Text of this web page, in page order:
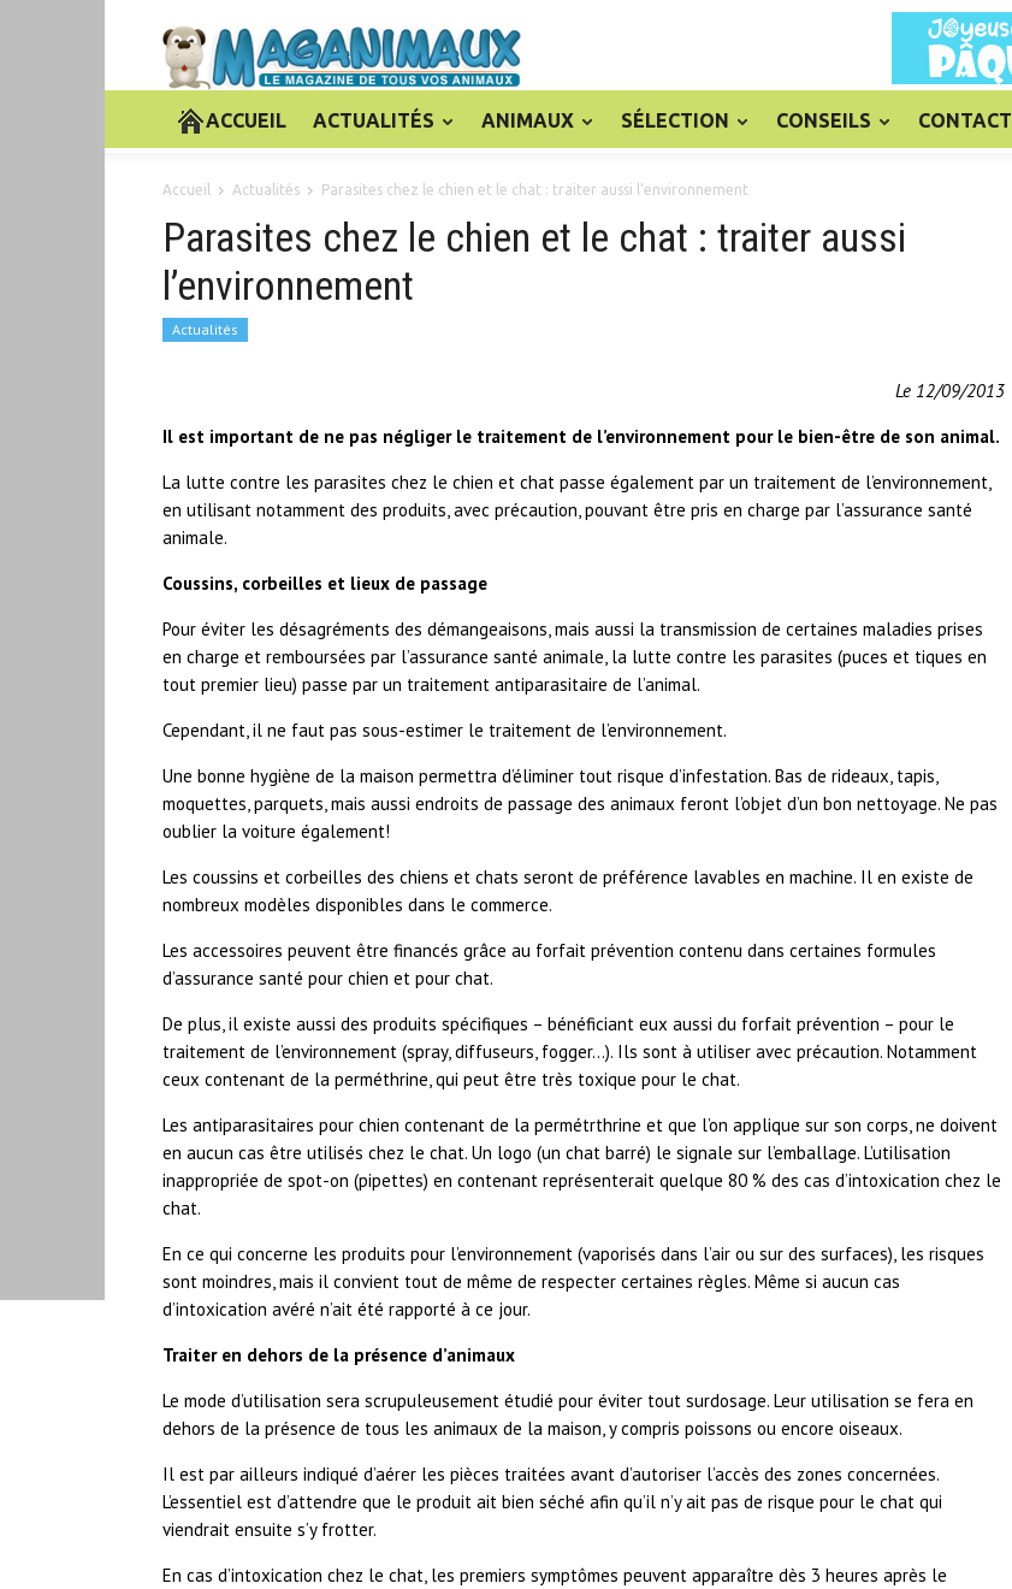
ACCUEIL ACTUALITÉS ANIMAUX SÉLECTION CONSEILS CONTACT
Accueil Actualités Parasites chez le chien et le chat : traiter aussi l’environnement
Parasites chez le chien et le chat : traiter aussi
l’environnement
Actualités
Le 12/09/2013
Il est important de ne pas négliger le traitement de l’environnement pour le bien-être de son animal.
La lutte contre les parasites chez le chien et chat passe également par un traitement de l’environnement,
en utilisant notamment des produits, avec précaution, pouvant être pris en charge par l’assurance santé
animale.
Coussins, corbeilles et lieux de passage
Pour éviter les désagréments des démangeaisons, mais aussi la transmission de certaines maladies prises
en charge et remboursées par l’assurance santé animale, la lutte contre les parasites (puces et tiques en
tout premier lieu) passe par un traitement antiparasitaire de l’animal.
Cependant, il ne faut pas sous-estimer le traitement de l’environnement.
Une bonne hygiène de la maison permettra d’éliminer tout risque d’infestation. Bas de rideaux, tapis,
moquettes, parquets, mais aussi endroits de passage des animaux feront l’objet d’un bon nettoyage. Ne pas
oublier la voiture également!
Les coussins et corbeilles des chiens et chats seront de préférence lavables en machine. Il en existe de
nombreux modèles disponibles dans le commerce.
Les accessoires peuvent être financés grâce au forfait prévention contenu dans certaines formules
d’assurance santé pour chien et pour chat.
De plus, il existe aussi des produits spécifiques – bénéficiant eux aussi du forfait prévention – pour le
traitement de l’environnement (spray, diffuseurs, fogger…). Ils sont à utiliser avec précaution. Notamment
ceux contenant de la perméthrine, qui peut être très toxique pour le chat.
Les antiparasitaires pour chien contenant de la permétrthrine et que l’on applique sur son corps, ne doivent
en aucun cas être utilisés chez le chat. Un logo (un chat barré) le signale sur l’emballage. L’utilisation
inappropriée de spot-on (pipettes) en contenant représenterait quelque 80 % des cas d’intoxication chez le
chat.
En ce qui concerne les produits pour l’environnement (vaporisés dans l’air ou sur des surfaces), les risques
sont moindres, mais il convient tout de même de respecter certaines règles. Même si aucun cas
d’intoxication avéré n’ait été rapporté à ce jour.
Traiter en dehors de la présence d’animaux
Le mode d’utilisation sera scrupuleusement étudié pour éviter tout surdosage. Leur utilisation se fera en
dehors de la présence de tous les animaux de la maison, y compris poissons ou encore oiseaux.
Il est par ailleurs indiqué d’aérer les pièces traitées avant d’autoriser l’accès des zones concernées.
L’essentiel est d’attendre que le produit ait bien séché afin qu’il n’y ait pas de risque pour le chat qui
viendrait ensuite s’y frotter.
En cas d’intoxication chez le chat, les premiers symptômes peuvent apparaître dès 3 heures après le